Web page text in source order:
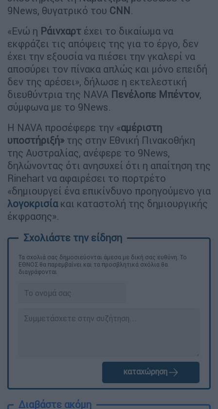
9News, θυγατρικό του CNN.
«Ενώ η Ράινχαρτ έχει το δικαίωμα να
εκφράζει τις απόψεις της για το έργο, δεν
έχει την εξουσία να πιέσει την γκαλερί να
αποσύρει τον πίνακα απλώς και μόνο επειδή
δεν της αρέσει», δήλωσε η εκτελεστική
διευθύντρια της NAVA Πενέλοπε Μπέντον,
σύμφωνα με το 9News.
Η NAVA προσέφερε την «αμέριστη
υποστήριξή» της στην Εθνική Πινακοθήκη
της Αυστραλίας, ανέφερε το 9News,
δηλώνοντας ότι ανησυχεί ότι η απαίτηση της
Rinehart να αφαιρέσει το πορτρέτο
«δημιουργεί ένα επικίνδυνο προηγούμενο για
λογοκρισία και καταστολή της δημιουργικής
έκφρασης».
Τα σχολιά σας δημοσιεύονται άμεσα με δική σας ευθύνη. Το
ΕΘΝΟΣ θα παρεμβαίνει και τα προσβλητικά σχόλια θα
διαγράφονται
καταχώρηση
Διαβάστε ακόμη